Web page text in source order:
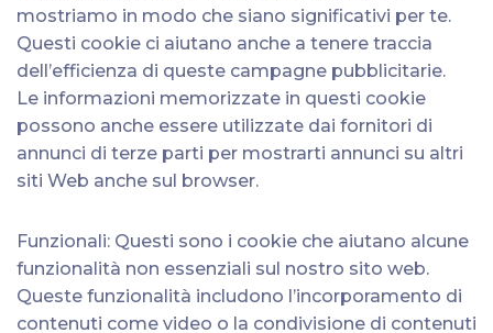
mostriamo in modo che siano significativi per te.
Questi cookie ci aiutano anche a tenere traccia
dell’efficienza di queste campagne pubblicitarie.
Le informazioni memorizzate in questi cookie
possono anche essere utilizzate dai fornitori di
annunci di terze parti per mostrarti annunci su altri
siti Web anche sul browser.
Funzionali: Questi sono i cookie che aiutano alcune
funzionalità non essenziali sul nostro sito web.
Queste funzionalità includono l’incorporamento di
contenuti come video o la condivisione di contenuti